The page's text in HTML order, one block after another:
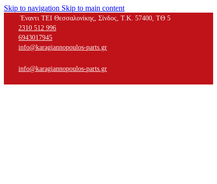
Skip to navigation Skip to main content
Έναντι ΤΕΙ Θεσσαλονίκης, Σίνδος, Τ.Κ. 57400, ΤΘ 5
2310 512 996
6943017945
info@karagiannopoulos-parts.gr
info@karagiannopoulos-parts.gr